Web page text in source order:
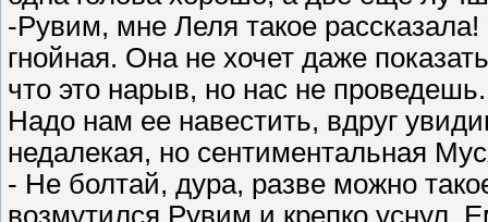
-Рувим, мне Леля такое
гнойная. Она не хочет даже
что это нарыв, но нас не
Надо нам ее навестить, вдруг
недалекая, но сентиментальная
- Не болтай, дура, разве можно
возмутился Рувим и крепко уснул.